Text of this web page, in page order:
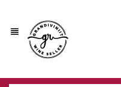
view_headline